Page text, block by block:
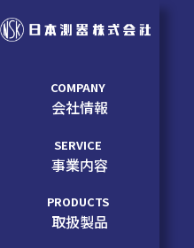
COMPANY
会社情報
SERVICE
事業内容
PRODUCTS
取扱製品